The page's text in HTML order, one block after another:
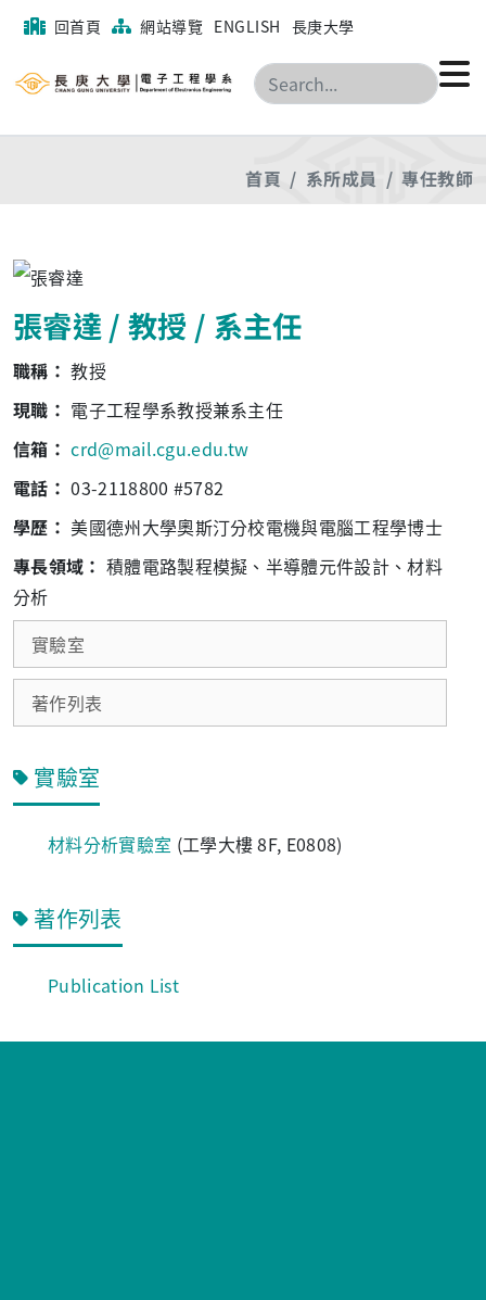
回首頁 網站導覽 ENGLISH 長庚大學
搜尋
首頁 系所成員 專任教師
張睿達 / 教授 / 系主任
職稱： 教授
現職： 電子工程學系教授兼系主任
信箱： crd@mail.cgu.edu.tw
電話： 03-2118800 #5782
學歷： 美國德州大學奧斯汀分校電機與電腦工程學博士
專長領域： 積體電路製程模擬、半導體元件設計、材料
分析
實驗室
著作列表
實驗室
材料分析實驗室 (工學大樓 8F, E0808)
著作列表
Publication List